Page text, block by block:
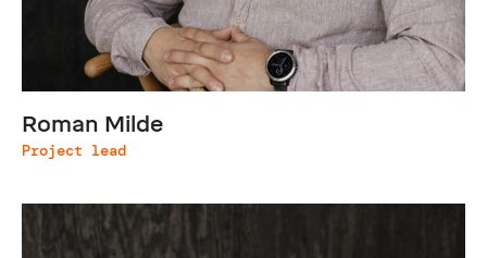
Roman Milde
Project lead